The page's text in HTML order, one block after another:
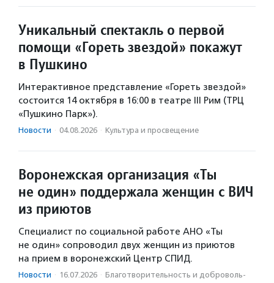
Уникальный спектакль о первой
помощи «Гореть звездой» покажут
в Пушкино
Интерактивное представление «Гореть звездой»
состоится 14 октября в 16:00 в театре III Рим (ТРЦ
«Пушкино Парк»).
Новости · 04.08.2026 · Культура и просвещение
Воронежская организация «Ты
не один» поддержала женщин с ВИЧ
из приютов
Специалист по социальной работе АНО «Ты
не один» сопроводил двух женщин из приютов
на прием в воронежский Центр СПИД.
Новости · 16.07.2026 · Благотвори­тель­ность и доброволь­